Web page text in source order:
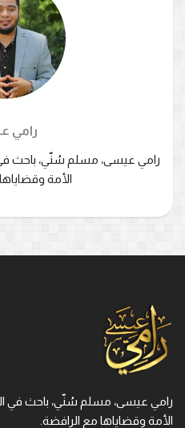
رامي
رامي عيسى، مسلم سُنّي، باحث
الأمة
رامي عيسى، مسلم سُنّي، باحث في
الأمة وقضاياها مع الرافضة.